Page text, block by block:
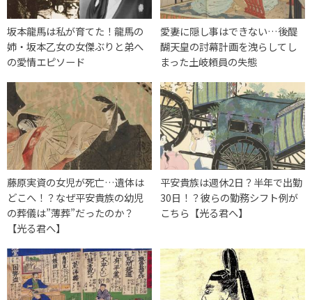
坂本龍馬は私が育てた！龍馬の
姉・坂本乙女の女傑ぶりと弟へ
の愛情エピソード
愛妻に隠し事はできない…後醍
醐天皇の討幕計画を洩らしてし
まった土岐頼員の失態
藤原実資の女児が死亡…遺体は
どこへ！？なぜ平安貴族の幼児
の葬儀は”薄葬”だったのか？
【光る君へ】
平安貴族は週休2日？半年で出勤
30日！？彼らの勤務シフト例が
こちら【光る君へ】